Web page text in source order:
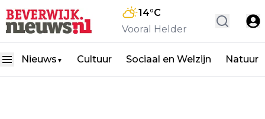
14°C
Vooral Helder
Nieuws ▼ Cultuur Sociaal en Welzijn Natuur